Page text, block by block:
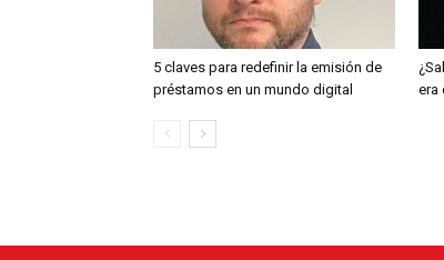
5 claves para redefinir la emisión de
préstamos en un mundo digital
era